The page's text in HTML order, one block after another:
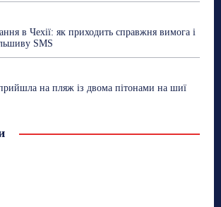
в Чехії: як приходить справжня вимога і
SMS
на пляж із двома пітонами на шиї